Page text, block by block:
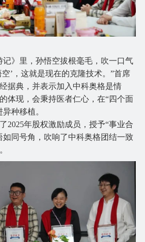
记》里，孙悟空拔根毫毛，吹一口气
’，这就是现在的克隆技术。”首席
据典，并表示加入中科奥格是情
体现，会秉持医者仁心，在“四个面
种移植。
2025年股权激励成员，授予“事业合
如同号角，吹响了中科奥格团结一致